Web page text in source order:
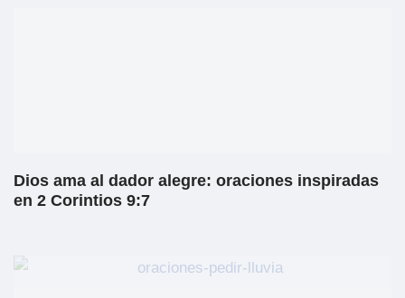
Dios ama al dador alegre: oraciones inspiradas
en 2 Corintios 9:7